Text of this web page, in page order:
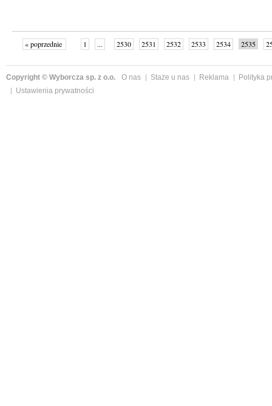
« poprzednie 1 ... 2530 2531 2532 2533 2534 2535
Copyright © Wyborcza sp. z o.o. O nas Staże u nas Reklama
Polityka
Ustawienia prywatności